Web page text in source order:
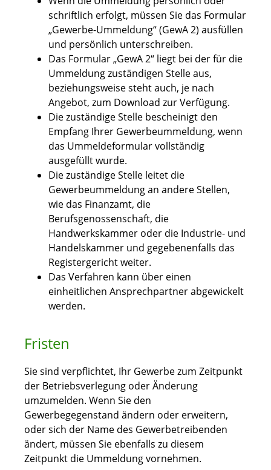
schriftlich erfolgt, müssen Sie das Formular
„Gewerbe-Ummeldung“ (GewA 2) ausfüllen
und persönlich unterschreiben.
Das Formular „GewA 2“ liegt bei der für die
Ummeldung zuständigen Stelle aus,
beziehungsweise steht auch, je nach
Angebot, zum Download zur Verfügung.
Die zuständige Stelle bescheinigt den
Empfang Ihrer Gewerbeummeldung, wenn
das Ummeldeformular vollständig
ausgefüllt wurde.
Die zuständige Stelle leitet die
Gewerbeummeldung an andere Stellen,
wie das Finanzamt, die
Berufsgenossenschaft, die
Handwerkskammer oder die Industrie- und
Handelskammer und gegebenenfalls das
Registergericht weiter.
Das Verfahren kann über einen
einheitlichen Ansprechpartner abgewickelt
werden.
Fristen
Sie sind verpflichtet, Ihr Gewerbe zum Zeitpunkt
der Betriebsverlegung oder Änderung
umzumelden. Wenn Sie den
Gewerbegegenstand ändern oder erweitern,
oder sich der Name des Gewerbetreibenden
ändert, müssen Sie ebenfalls zu diesem
Zeitpunkt die Ummeldung vornehmen.